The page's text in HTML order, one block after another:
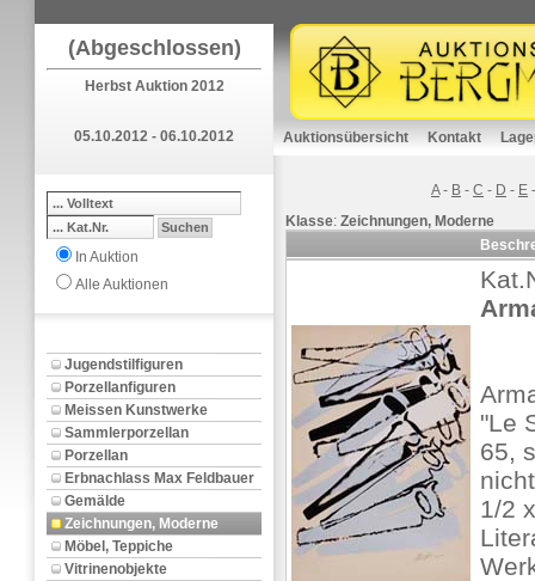
(Abgeschlossen)
Herbst Auktion 2012
05.10.2012 - 06.10.2012
In Auktion
Alle Auktionen
Jugendstilfiguren
Porzellanfiguren
Meissen Kunstwerke
Sammlerporzellan
Porzellan
Erbnachlass Max Feldbauer
Gemälde
Zeichnungen, Moderne
Möbel, Teppiche
Vitrinenobjekte
Auktionsübersicht Kontakt
A- B - C - D - E
Klasse: Zeichnungen, Moderne
"Le
65,
1/2